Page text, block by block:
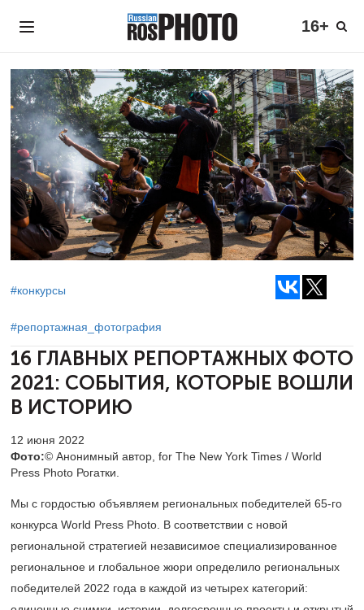
16+
#конкурсы
#репортажная_фотография
16 ГЛАВНЫХ РЕПОРТАЖНЫХ ФОТО
2021: СОБЫТИЯ, КОТОРЫЕ ВОШЛИ
В ИСТОРИЮ
12 июня 2022
Фото:© Анонимный автор, for The New York Times / World
Press Photo Рогатки.
Мы с гордостью объявляем региональных победителей 65-го
конкурса World Press Photo. В соответствии с новой
региональной стратегией независимое специализированное
региональное и глобальное жюри определило региональных
победителей 2022 года в каждой из четырех категорий: